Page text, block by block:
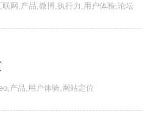
联网 ,产品,微博,执行力 ,用户体验,论坛
,产品,用户体验, 网站定位